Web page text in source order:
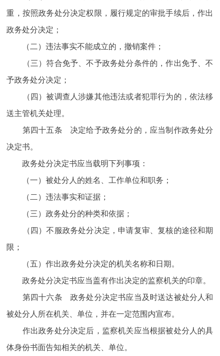
重，按照政务处分决定权限，履行规定的审批手续后，作出
政务处分决定；
（二）违法事实不能成立的，撤销案件；
（三）符合免予、不予政务处分条件的，作出免予、不
予政务处分决定；
（四）被调查人涉嫌其他违法或者犯罪行为的，依法移
送主管机关处理。
第四十五条 决定给予政务处分的，应当制作政务处分
决定书。
政务处分决定书应当载明下列事项：
（一）被处分人的姓名、工作单位和职务；
（二）违法事实和证据；
（三）政务处分的种类和依据；
（四）不服政务处分决定，申请复审、复核的途径和期
限；
（五）作出政务处分决定的机关名称和日期。
政务处分决定书应当盖有作出决定的监察机关的印章。
第四十六条 政务处分决定书应当及时送达被处分人和
被处分人所在机关、单位，并在一定范围内宣布。
作出政务处分决定后，监察机关应当根据被处分人的具
体身份书面告知相关的机关、单位。